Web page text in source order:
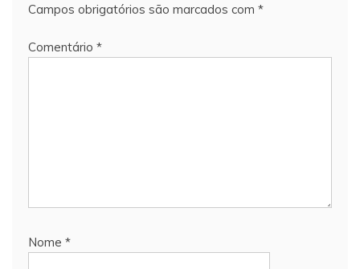
Campos obrigatórios são marcados com *
Comentário *
Nome *